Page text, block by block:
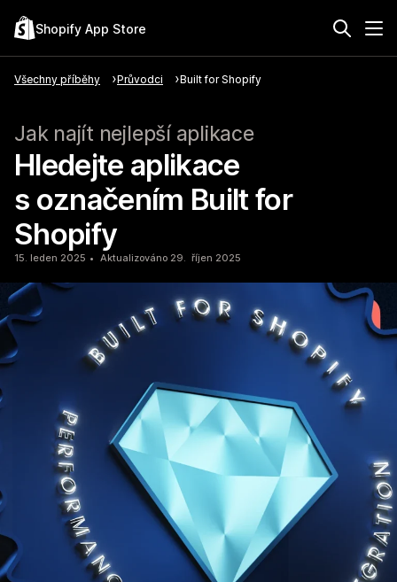
Shopify App Store
Všechny příběhy Průvodci Built for Shopify
Jak najít nejlepší aplikace
Hledejte aplikace
s označením Built for
Shopify
15. leden 2025 Aktualizováno 29. říjen 2025